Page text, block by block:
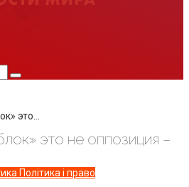
это…
это не оппозиция –
Політика і право